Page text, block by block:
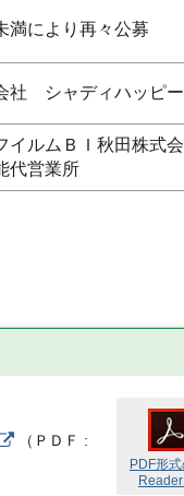
満により再々公募
社 シャディハッピー
イルムＢＩ秋田株式会
営業所
PDF形
（ ＰＤＦ